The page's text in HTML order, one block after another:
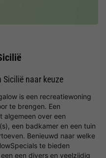
naar keuze
is een recreatiewoning
te brengen. Een
algemeen over een
een badkamer en een tuin
Benieuwd naar welke
te bieden
een divers en veelzijdig